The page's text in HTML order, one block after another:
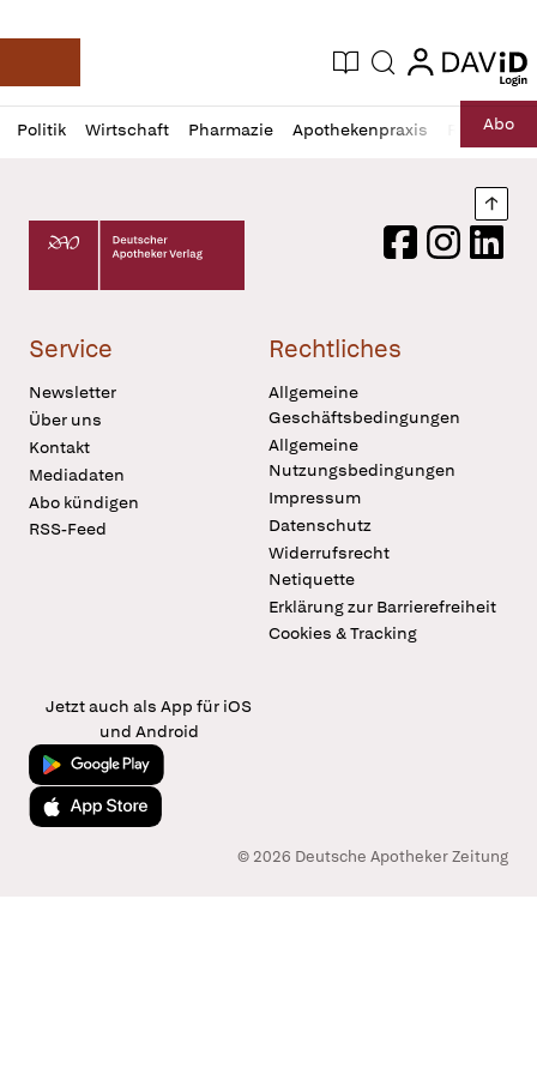
Deutsche Apotheker Zeitung
Aktuelle Ausgabe
Suche login
login
Politik Wirtschaft Pharmazie Apothekenpraxis RechtAbo
Profil
öffnen
Daz
Pur
Deutscher Apotheker Verlag Logo
FacebookInstagram
Service
Newsletter
Über uns
Kontakt
Mediadaten
Abo kündigen
RSS-Feed
Rechtliches
Allgemeine
Geschäftsbedingungen
Allgemeine
Nutzungsbedingungen
Impressum
Datenschutz
Widerrufsrecht
Netiquette
Erklärung zur Barrierefreiheit
Cookies & Tracking
Jetzt auch als App für iOS
und Android
Jetzt bei Google Play
Laden im App Store
© 2026 Deutsche Apotheker Zeitung